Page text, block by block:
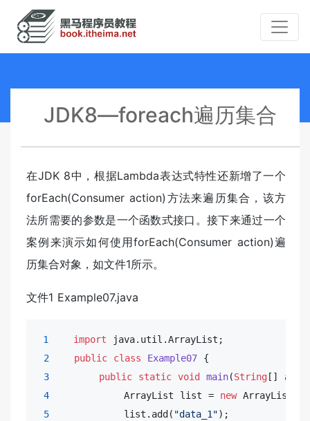
JDK8—foreach遍历集合
在JDK 8中，根据Lambda表达式特性还新增了一个
forEach(Consumer action)方法来遍历集合，该方
法所需要的参数是一个函数式接口。接下来通过一个
案例来演示如何使用forEach(Consumer action)遍
历集合对象，如文件1所示。
文件1 Example07.java
1 import java.util.ArrayList;
2
public class Example07 {
3
public static void main(String []
4
            ArrayList
list = new ArrayList();
5
list .add( "data_1");